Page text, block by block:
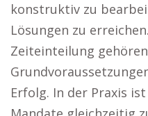
konstruktiv zu
Lösungen zu
Zeiteinteilung
Erfolg. In der Praxis